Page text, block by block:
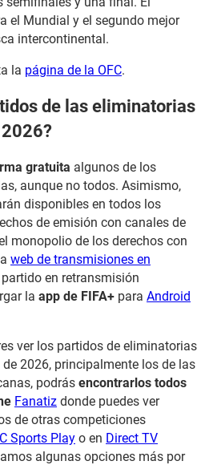
el Mundial y el segundo mejor
intercontinental.
la página de la OFC.
de las eliminatorias
gratuita algunos de los
aunque no todos. Asimismo,
disponibles en todos los
de emisión con canales de
monopolio de los derechos con
web de transmisiones en
en retransmisión
la app de FIFA+ para Android
ver los partidos de eliminatorias
2026, principalmente los de las
podrás encontrarlos todos
Fanatiz donde puedes ver
de otras competiciones
Sports Play o en Direct TV
algunas opciones más por